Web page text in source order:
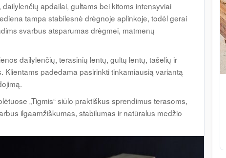
apdailai, gultams bei kitoms intensyviai
tampa stabilesnė drėgnoje aplinkoje, todėl gerai
svarbus atsparumas drėgmei, matmenų
dailylenčių, terasinių lentų, gultų lentų, tašelių ir
padedama pasirinkti tinkamiausią variantą
„Tigmis“ siūlo praktiškus sprendimus terasoms,
ilgaamžiškumas, stabilumas ir natūralus medžio